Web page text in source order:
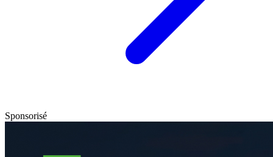
Sponsorisé